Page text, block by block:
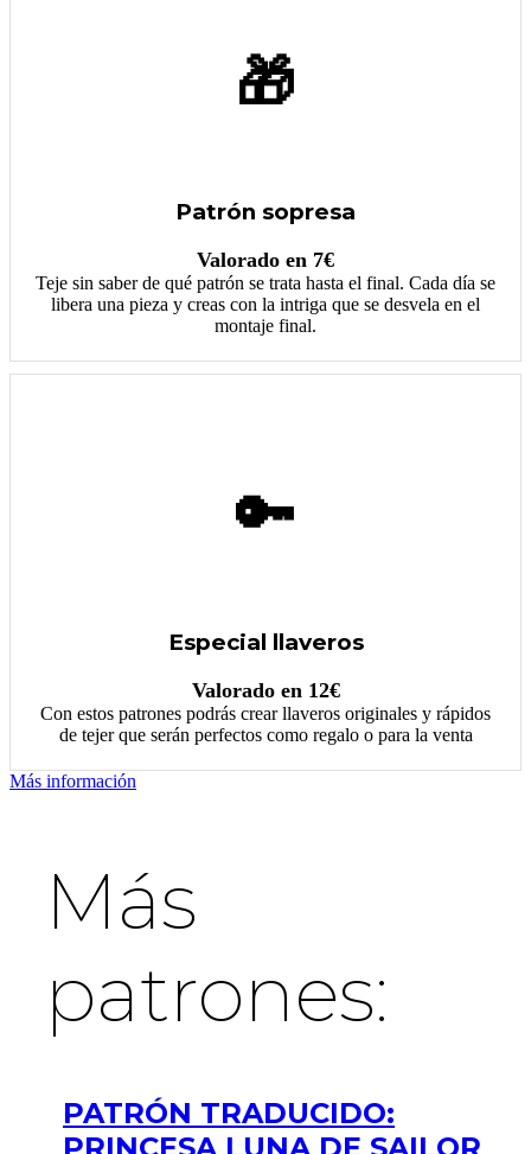
🎁
Patrón sopresa
Valorado en 7€
Teje sin saber de qué patrón se trata hasta el final. Cada día se
libera una pieza y creas con la intriga que se desvela en el
montaje final.
🔑
Especial llaveros
Valorado en 12€
Con estos patrones podrás crear llaveros originales y rápidos
de tejer que serán perfectos como regalo o para la venta
Más información
Más
patrones:
PATRÓN TRADUCIDO: